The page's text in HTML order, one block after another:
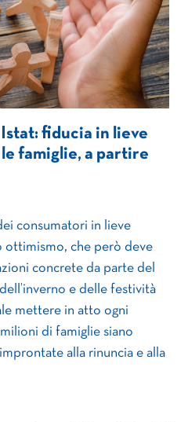
fiducia in lieve
famiglie, a partire
consumatori in lieve
ottimismo, che però deve
concrete da parte del
e delle festività
mettere in atto ogni
di famiglie siano
alla rinuncia e alla